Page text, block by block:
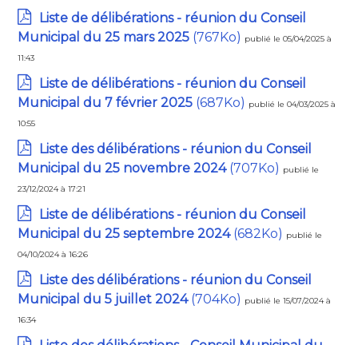
Liste de délibérations - réunion du Conseil
Municipal du 25 mars 2025 (767Ko) publié le 05/04/2025 à
11:43
Liste de délibérations - réunion du Conseil
Municipal du 7 février 2025 (687Ko) publié le 04/03/2025 à
10:55
Liste des délibérations - réunion du Conseil
Municipal du 25 novembre 2024(707Ko) publié le
23/12/2024 à 17:21
Liste de délibérations - réunion du Conseil
Municipal du 25 septembre 2024(682Ko) publié le
04/10/2024 à 16:26
Liste des délibérations - réunion du Conseil
Municipal du 5 juillet 2024(704Ko) publié le 15/07/2024 à
16:34